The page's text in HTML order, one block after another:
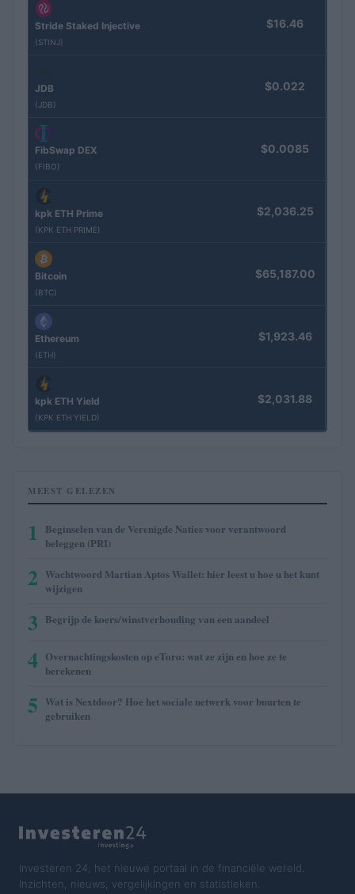
Stride Staked Injective
(STINJ)
$16.46
JDB
(JDB)
$0.022
FibSwap DEX
(FIBO)
$0.0085
kpk ETH Prime
(KPK ETH PRIME)
$2,036.25
Bitcoin
(BTC)
$65,187.00
Ethereum
(ETH)
$1,923.46
kpk ETH Yield
(KPK ETH YIELD)
$2,031.88
MEEST GELEZEN
1
Beginselen van de Verenigde Naties voor verantwoord
beleggen (PRI)
2 Wachtwoord Martian Aptos Wallet: hier leest u hoe u het kunt
wijzigen
3 Begrijp de koers/winstverhouding van een aandeel
4 Overnachtingskosten op eToro: wat ze zijn en hoe ze te
berekenen
5 Wat is Nextdoor? Hoe het sociale netwerk voor buurten te
gebruiken
Investeren 24, het nieuwe portaal in de financiële wereld.
Inzichten, nieuws, vergelijkingen en statistieken.